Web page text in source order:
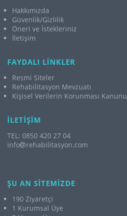
Hakkımızda
Güvenlik/Gizlilik
Öneri ve İstekleriniz
İletişim
FAYDALI LİNKLER
Resmi Siteler
Rehabilitasyon Mevzuatı
Kişisel Verilerin Korunması Kanunu
İLETİŞİM
TEL: 0850 420 27 04
info
rehabilitasyon.com
ŞU AN SİTEMİZDE
190 Ziyaretçi
1 Kurumsal Üye